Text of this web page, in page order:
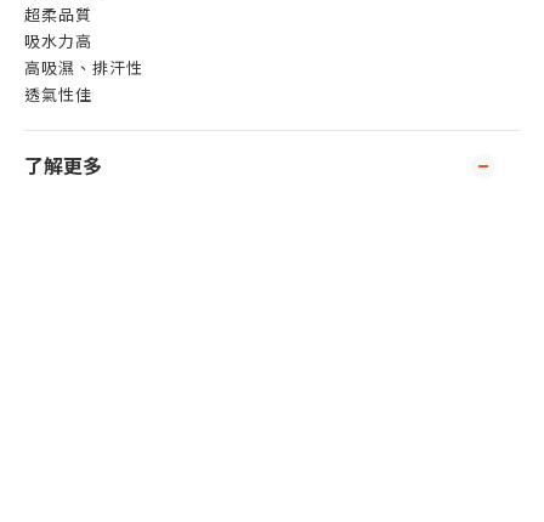
超柔品質
吸水力高
高吸濕、排汗性
透氣性佳
了解更多